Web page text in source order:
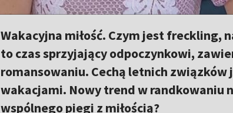
Wakacyjna miłość. Czym jest freckling,
to czas sprzyjający odpoczynkowi,
romansowaniu. Cechą letnich związków
wakacjami. Nowy trend w randkowaniu
wspólnego piegi z miłością?